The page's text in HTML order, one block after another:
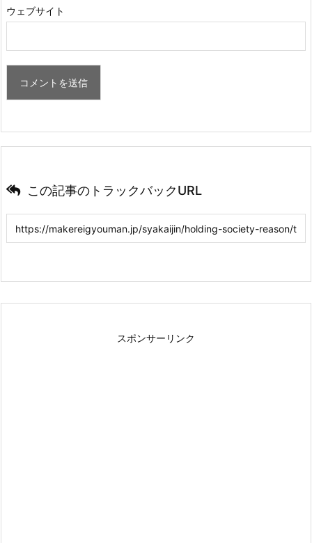
ウェブサイト
この記事のトラックバックURL
スポンサーリンク